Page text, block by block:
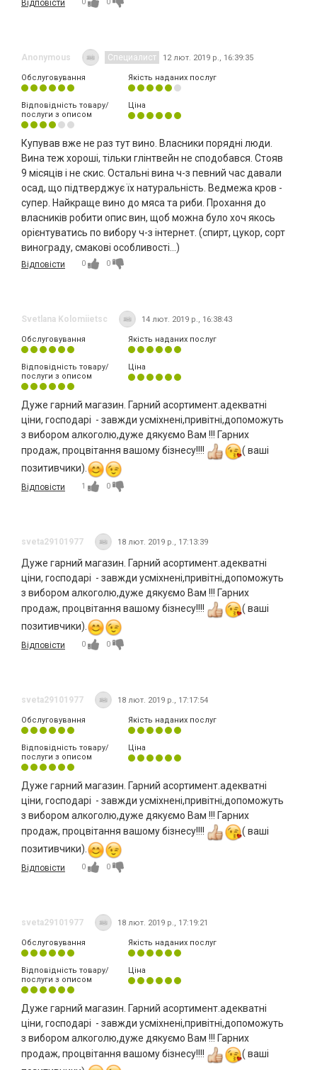
Відповісти
Anonymous Специалист 12 лют. 2019 р., 16:39:35
Обслуговування Якість наданих послуг
Відповідність товару/
послуги з описом
Ціна
Купував вже не раз тут вино. Власники порядні люди.
Вина теж хороші, тільки глінтвейн не сподобався. Стояв
9 місяців і не скис. Остальні вина ч-з певний час давали
осад, що підтверджує їх натуральність. Ведмежа кров -
супер. Найкраще вино до мяса та риби. Прохання до
власників робити опис вин, щоб можна було хоч якось
орієнтуватись по вибору ч-з інтернет. (спирт, цукор, сорт
винограду, смакові особливості...)
Відповісти 0 0
Svetlana Kolomiietsc 14 лют. 2019 р., 16:38:43
Обслуговування Якість наданих послуг
Відповідність товару/
послуги з описом
Ціна
Дуже гарний магазин. Гарний асортимент.адекватні
ціни, господарі - завжди усміхнені,привітні,допоможуть
з вибором алкоголю,дуже дякуємо Вам !!! Гарних
продаж, процвітання вашому бізнесу!!!!
( ваші
позитивчики).
Відповісти 1 0
sveta29101977 18 лют. 2019 р., 17:13:39
Дуже гарний магазин. Гарний асортимент.адекватні
ціни, господарі - завжди усміхнені,привітні,допоможуть
з вибором алкоголю,дуже дякуємо Вам !!! Гарних
продаж, процвітання вашому бізнесу!!!!
( ваші
позитивчики).
Відповісти 0 0
sveta29101977 18 лют. 2019 р., 17:17:54
Обслуговування Якість наданих послуг
Відповідність товару/
послуги з описом
Ціна
Дуже гарний магазин. Гарний асортимент.адекватні
ціни, господарі - завжди усміхнені,привітні,допоможуть
з вибором алкоголю,дуже дякуємо Вам !!! Гарних
продаж, процвітання вашому бізнесу!!!!
( ваші
позитивчики).
Відповісти 0 0
sveta29101977 18 лют. 2019 р., 17:19:21
Обслуговування Якість наданих послуг
Відповідність товару/
послуги з описом
Ціна
Дуже гарний магазин. Гарний асортимент.адекватні
ціни, господарі - завжди усміхнені,привітні,допоможуть
з вибором алкоголю,дуже дякуємо Вам !!! Гарних
продаж, процвітання вашому бізнесу!!!!
( ваші